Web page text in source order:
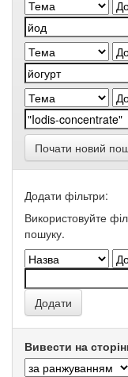
Почати новий
Додати фільтри:
Використовуйте
пошуку.
Вивести на